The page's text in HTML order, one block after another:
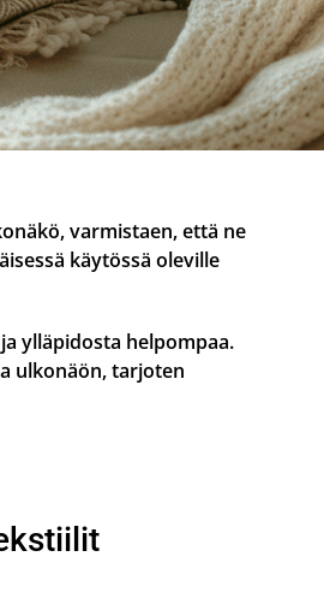
varmistaen, että ne
käytössä oleville
ylläpidosta helpompaa.
ulkonäön, tarjoten